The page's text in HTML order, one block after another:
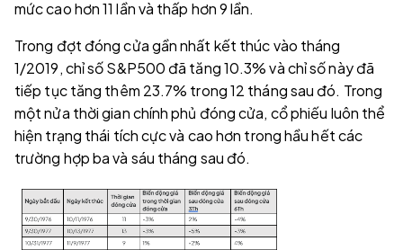
mức cao hơn 11 lần và thấp hơn 9 lần.
Trong đợt đóng cửa gần nhất kết thúc vào tháng
1/2019, chỉ số S&P500 đã tăng 10.3% và chỉ số này đã
tiếp tục tăng thêm 23.7% trong 12 tháng sau đó. Trong
một nửa thời gian chính phủ đóng cửa, cổ phiếu luôn thể
hiện trạng thái tích cực và cao hơn trong hầu hết các
trường hợp ba và sáu tháng sau đó.